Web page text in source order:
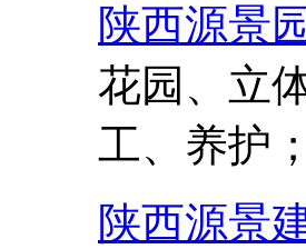
陕西源景
花园、立
工、养护
陕西源景